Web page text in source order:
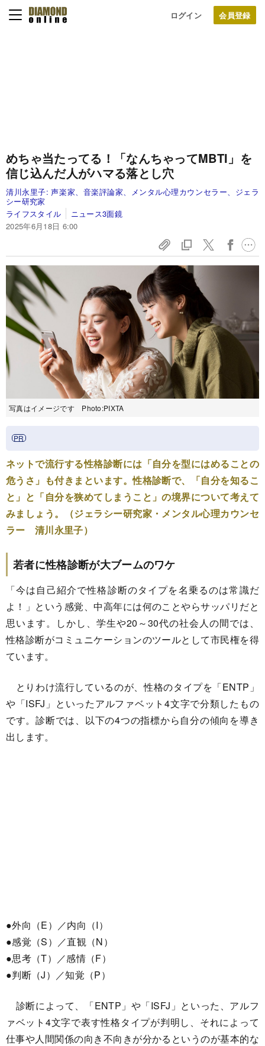
ログイン
めちゃ当たってる！「なんちゃってMBTI」を
信じ込んだ人がハマる落とし穴
清川永里子:声楽家、音楽評論家、メンタル心理カウンセラー、ジェラ
シー研究家
ライフスタイル
ニュース3面鏡
2025年6月18日 6:00
写真はイメージです Photo:PIXTA
ネットで流行する性格診断には「自分を型にはめることの
危うさ」も付きまといます。性格診断で、「自分を知るこ
と」と「自分を狭めてしまうこと」の境界について考えて
みましょう。（ジェラシー研究家・メンタル心理カウンセ
ラー 清川永里子）
若者に性格診断が大ブームのワケ
「今は自己紹介で性格診断のタイプを名乗るのは常識だ
よ！」という感覚、中高年には何のことやらサッパリだと
思います。しかし、学生や20～30代の社会人の間では、
性格診断がコミュニケーションのツールとして市民権を得
ています。
とりわけ流行しているのが、性格のタイプを「ENTP」
や「ISFJ」といったアルファベット4文字で分類したもの
です。診断では、以下の4つの指標から自分の傾向を導き
出します。
●外向（E）／内向（I）
●感覚（S）／直観（N）
●思考（T）／感情（F）
●判断（J）／知覚（P）
診断によって、「ENTP」や「ISFJ」といった、アルフ
ァベット4文字で表す性格タイプが判明し、それによって
仕事や人間関係の向き不向きが分かるというのが基本的な